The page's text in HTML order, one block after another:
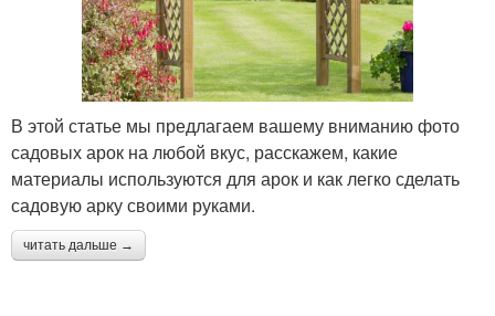
В этой статье мы предлагаем вашему вниманию фото
садовых арок на любой вкус, расскажем, какие
материалы используются для арок и как легко сделать
садовую арку своими руками.
читать дальше →